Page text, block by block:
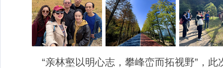
“亲林壑以明心志，攀峰峦而拓视野”，